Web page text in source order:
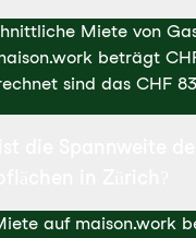
Miete von
beträgt
sind das CHF
auf maison.work